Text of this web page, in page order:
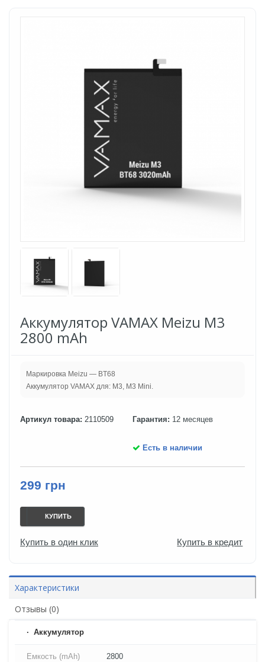
Аккумулятор VAMAX Meizu M3
2800 mAh
Маркировка Meizu — BT68
Аккумулятор VAMAX для: M3, M3 Mini.
Артикул товара: 2110509 Гарантия: 12 месяцев
Есть в наличии
299 грн
КУПИТЬ
Купить в один клик Купить в кредит
Характеристики
Отзывы (0)
Аккумулятор
Емкость (mAh) 2800